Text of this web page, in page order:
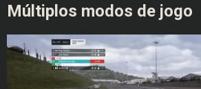
Múltiplos modos de jogo